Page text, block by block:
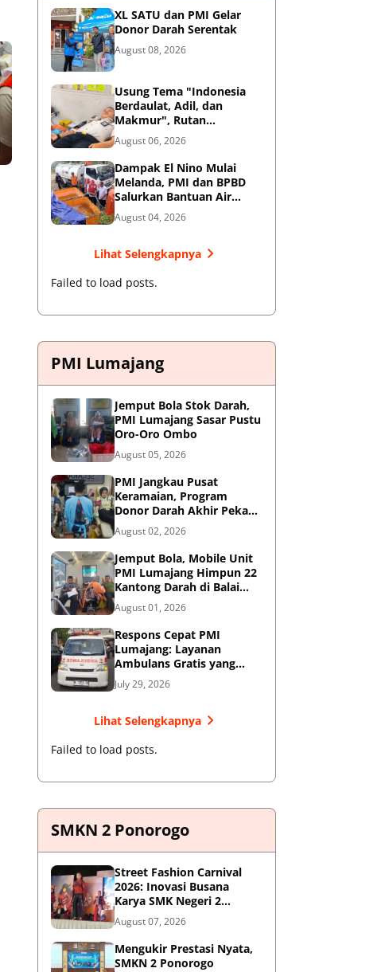
XL SATU dan PMI Gelar
Donor Darah Serentak
August 08, 2026
Usung Tema "Indonesia
Berdaulat, Adil, dan
Makmur", Rutan
Ponorogo Gelar Donor
Darah Kemanusiaan
Sambut HUT RI ke-81
August 06, 2026
Dampak El Nino Mulai
Melanda, PMI dan BPBD
Salurkan Bantuan Air
Bersih ke Desa Terdampak
di Ponorogo
August 04, 2026
Lihat Selengkapnya
Failed to load posts.
PMI Lumajang
Jemput Bola Stok Darah,
PMI Lumajang Sasar Pustu
Oro-Oro Ombo
August 05, 2026
PMI Jangkau Pusat
Keramaian, Program
Donor Darah Akhir Pekan
di GM Plaza Lumajang
Disambut Antusias
August 02, 2026
Jemput Bola, Mobile Unit
PMI Lumajang Himpun 22
Kantong Darah di Balai
Desa Jatirejo Kunir
August 01, 2026
Respons Cepat PMI
Lumajang: Layanan
Ambulans Gratis yang
Wajib Diketahui Warga
July 29, 2026
Lihat Selengkapnya
Failed to load posts.
SMKN 2 Ponorogo
Street Fashion Carnival
2026: Inovasi Busana
Karya SMK Negeri 2
Ponorogo
August 07, 2026
Mengukir Prestasi Nyata,
SMKN 2 Ponorogo